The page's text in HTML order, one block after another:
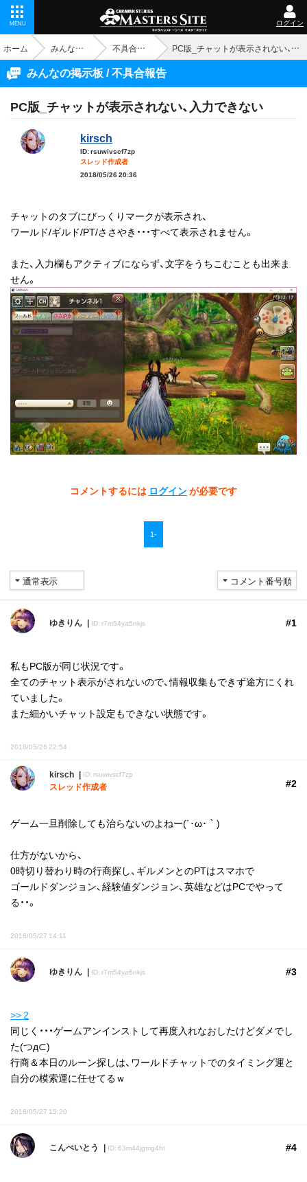
MENU ログイン
ホーム みんなの掲示板 不具合報告 PC版_チャットが表示されない、入力できない
みんなの掲示板 / 不具合報告
PC版_チャットが表示されない、入力できない
kirsch
ID: rsuwivscf7zp
スレッド作成者
2018/05/26 20:36
チャットのタブにびっくりマークが表示され、
ワールド/ギルド/PT/ささやき・・・すべて表示されません。
また、入力欄もアクティブにならず、文字をうちこむことも出来ま
せん。
コメントするには ログインが必要です
1-
ゆきりん ID: r7m54ya6nkjs #1
私もPC版が同じ状況です。
全てのチャット表示がされないので、情報収集もできず途方にくれ
ていました。
また細かいチャット設定もできない状態です。
2018/05/26 22:54
kirsch ID: rsuwivscf7zp
スレッド作成者 #2
ゲーム一旦削除しても治らないのよねー(´･ω･｀)
仕方がないから、
0時切り替わり時の行商探し、ギルメンとのPTはスマホで
ゴールドダンジョン、経験値ダンジョン、英雄などはPCでやって
る・・。
2018/05/27 14:11
ゆきりん ID: r7m54ya6nkjs #3
>> 2
同じく・・・ゲームアンインストして再度入れなおしたけどダメでし
た(つд⊂)
行商＆本日のルーン探しは、ワールドチャットでのタイミング運と
自分の模索運に任せてるｗ
2018/05/27 15:20
こんぺいとう ID: 63m44jgmg4ht #4